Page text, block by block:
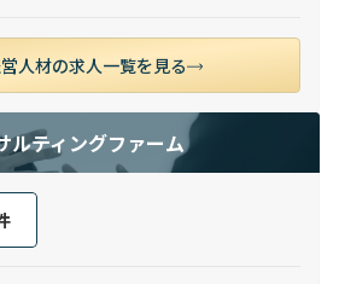
人材の求人一覧を見る
ルティングファーム